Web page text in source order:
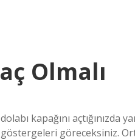
Olmalı
kapağını
göstergeleri göreceksiniz.